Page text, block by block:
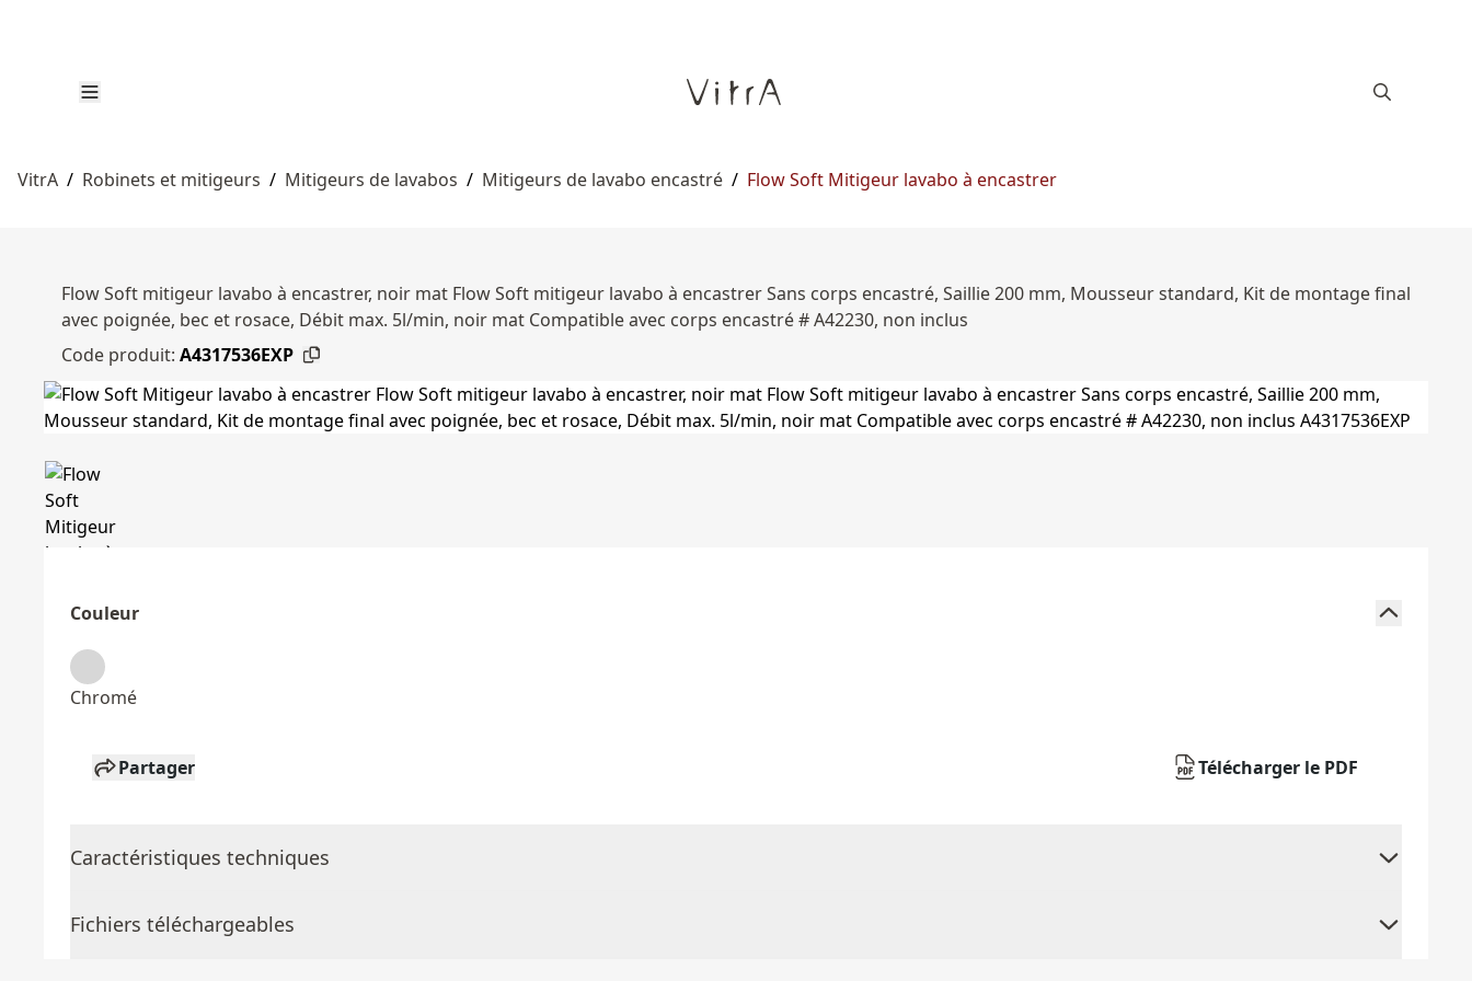
VitrA / Robinets et mitigeurs / Mitigeurs de lavabos / Mitigeurs de lavabo encastré / Flow Soft Mitigeur lavabo à encastrer
Flow Soft mitigeur lavabo à encastrer, noir mat Flow Soft mitigeur lavabo à encastrer Sans corps encastré, Saillie 200 mm, Mousseur standard, Kit de montage final
avec poignée, bec et rosace, Débit max. 5l/min, noir mat Compatible avec corps encastré # A42230, non inclus
Code produit: A4317536EXP
Couleur
Chromé
Partager Télécharger le PDF
Caractéristiques techniques
Fichiers téléchargeables